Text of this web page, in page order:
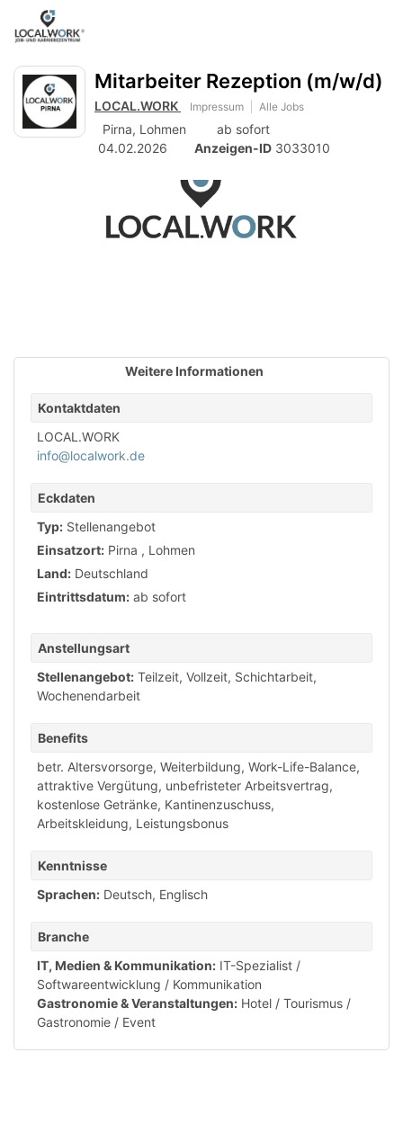
Accessibility
Modus
zur
Navigation
zum
Inhalt
von
mobilem
Endgerät
Mitarbeiter Rezeption (m/w/d)
LOCAL.WORK Impressum Alle Jobs
Pirna, Lohmen
ab sofort
04.02.2026
Anzeigen-ID 3033010
Weitere Informationen
Kontaktdaten
LOCAL.WORK
info@localwork.de
Eckdaten
Typ: Stellenangebot
Einsatzort: Pirna , Lohmen
Land: Deutschland
Eintrittsdatum: ab sofort
Anstellungsart
Stellenangebot: Teilzeit, Vollzeit, Schichtarbeit,
Wochenendarbeit
Benefits
betr. Altersvorsorge, Weiterbildung, Work-Life-Balance,
attraktive Vergütung, unbefristeter Arbeitsvertrag,
kostenlose Getränke, Kantinenzuschuss,
Arbeitskleidung, Leistungsbonus
Kenntnisse
Sprachen: Deutsch, Englisch
Branche
IT, Medien & Kommunikation: IT-Spezialist /
Softwareentwicklung / Kommunikation
Gastronomie & Veranstaltungen: Hotel / Tourismus /
Gastronomie / Event